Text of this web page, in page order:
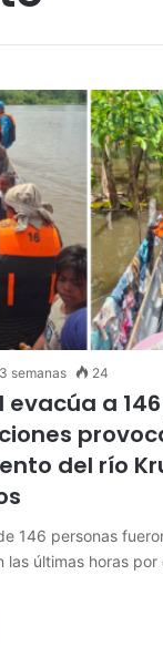
semanas 24
evacúa a
del río
146 personas
las últimas horas por